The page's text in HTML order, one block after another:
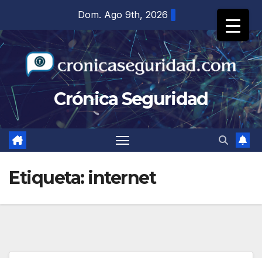
contenido
Dom. Ago 9th, 2026
Crónica Seguridad
Etiqueta: internet